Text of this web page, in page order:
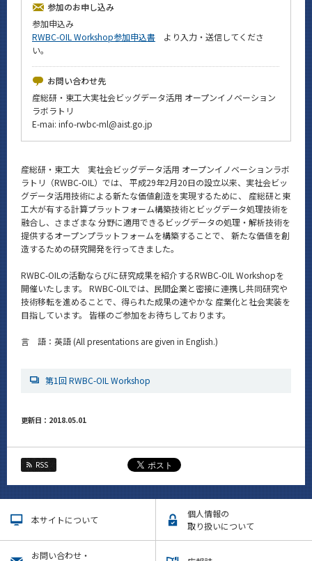
参加のお申し込み
参加申込み
RWBC-OIL Workshop参加申込書
より入力・送信してくださ
い。
お問い合わせ先
産総研・東工大実社会ビッグデータ活用 オープンイノベーション
ラボラトリ
E-mai: info-rwbc-ml@aist.go.jp
産総研・東工大 実社会ビッグデータ活用 オープンイノベーションラボ
ラトリ（RWBC-OIL）では、 平成29年2月20日の設立以来、実社会ビッ
グデータ活用技術による新たな価値創造を実現するために、 産総研と東
工大が有する計算プラットフォーム構築技術とビッグデータ処理技術を
融合し、さまざまな 分野に適用できるビッグデータの処理・解析技術を
提供するオープンプラットフォームを構築することで、 新たな価値を創
造するための研究開発を行ってきました。
RWBC-OILの活動ならびに研究成果を紹介するRWBC-OIL Workshopを
開催いたします。 RWBC-OILでは、民間企業と密接に連携し共同研究や
技術移転を進めることで、得られた成果の速やかな 産業化と社会実装を
目指しています。 皆様のご参加をお待ちしております。
言 語：英語 (All presentations are given in English.)
第1回 RWBC-OIL Workshop
更新日：2018.05.01
RSS
本サイトについて
個人情報の
取り扱いについて
お問い合わせ・
今後のイベント
今後の課程別イベント
サイト構成
CLOSE